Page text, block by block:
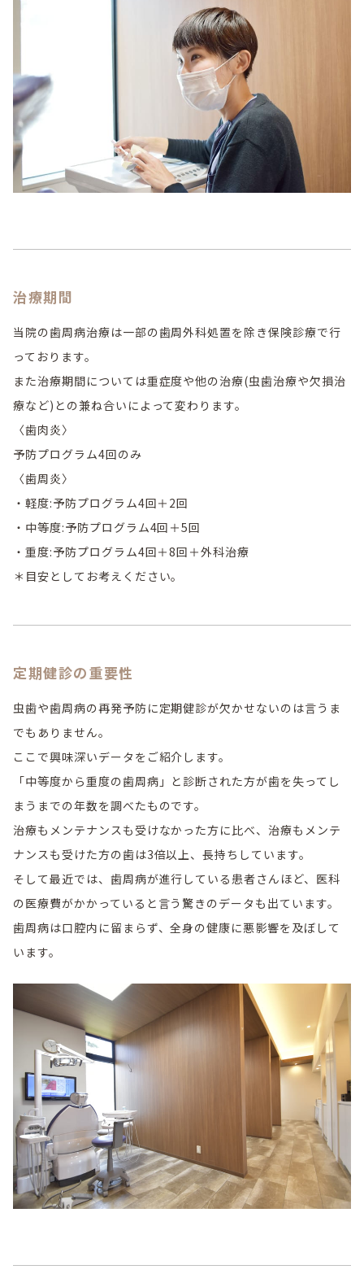
治療期間
当院の歯周病治療は一部の歯周外科処置を除き保険診療で行
っております。
また治療期間については重症度や他の治療(虫歯治療や欠損治
療など)との兼ね合いによって変わります。
〈歯肉炎〉
予防プログラム4回のみ
〈歯周炎〉
・軽度:予防プログラム4回＋2回
・中等度:予防プログラム4回＋5回
・重度:予防プログラム4回＋8回＋外科治療
＊目安としてお考えください。
定期健診の重要性
虫歯や歯周病の再発予防に定期健診が欠かせないのは言うま
でもありません。
ここで興味深いデータをご紹介します。
「中等度から重度の歯周病」と診断された方が歯を失ってし
まうまでの年数を調べたものです。
治療もメンテナンスも受けなかった方に比べ、治療もメンテ
ナンスも受けた方の歯は3倍以上、長持ちしています。
そして最近では、歯周病が進行している患者さんほど、医科
の医療費がかかっていると言う驚きのデータも出ています。
歯周病は口腔内に留まらず、全身の健康に悪影響を及ぼして
います。